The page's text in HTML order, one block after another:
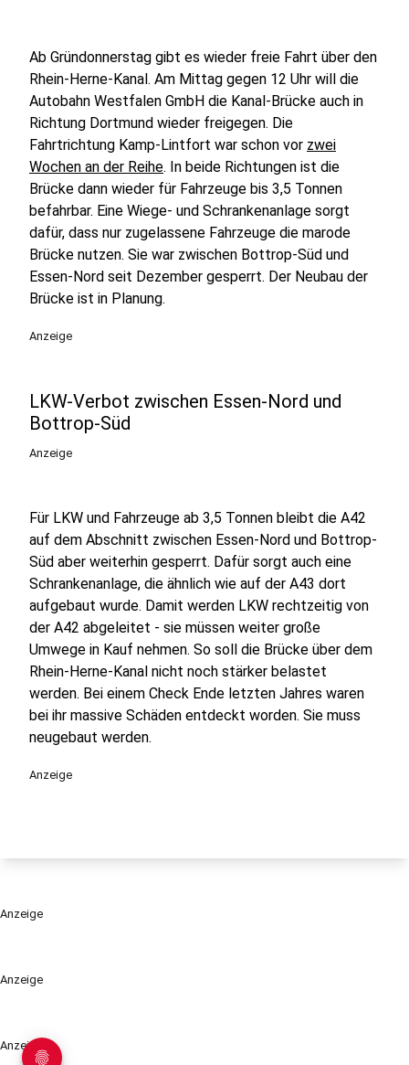
Anzeige
Anzeige
Ab Gründonnerstag gibt es wieder freie Fahrt über den
Rhein-Herne-Kanal. Am Mittag gegen 12 Uhr will die
Autobahn Westfalen GmbH die Kanal-Brücke auch in
Richtung Dortmund wieder freigegen. Die
Fahrtrichtung Kamp-Lintfort war schon vor zwei
Wochen an der Reihe. In beide Richtungen ist die
Brücke dann wieder für Fahrzeuge bis 3,5 Tonnen
befahrbar. Eine Wiege- und Schrankenanlage sorgt
dafür, dass nur zugelassene Fahrzeuge die marode
Brücke nutzen. Sie war zwischen Bottrop-Süd und
Essen-Nord seit Dezember gesperrt. Der Neubau der
Brücke ist in Planung.
Anzeige
LKW-Verbot zwischen Essen-Nord und
Bottrop-Süd
Anzeige
Für LKW und Fahrzeuge ab 3,5 Tonnen bleibt die A42
auf dem Abschnitt zwischen Essen-Nord und Bottrop-
Süd aber weiterhin gesperrt. Dafür sorgt auch eine
Schrankenanlage, die ähnlich wie auf der A43 dort
aufgebaut wurde. Damit werden LKW rechtzeitig von
der A42 abgeleitet - sie müssen weiter große
Umwege in Kauf nehmen. So soll die Brücke über dem
Rhein-Herne-Kanal nicht noch stärker belastet
werden. Bei einem Check Ende letzten Jahres waren
bei ihr massive Schäden entdeckt worden. Sie muss
neugebaut werden.
Anzeige
Anzeige